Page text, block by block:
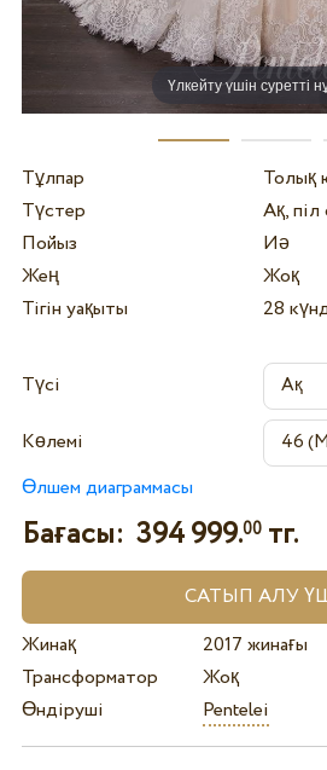
Үлкейту үшін суретті
Тұлпар
Толық
Түстер
Ақ, піл
Пойыз
Иә
Жең
Жоқ
Тігін уақыты
28
Түсі
Көлемі
Өлшем диаграммасы
Бағасы: 394 999.00тг.
Жинақ
2017 жинағы
Трансформатор
Жоқ
Өндіруші
Pentelei